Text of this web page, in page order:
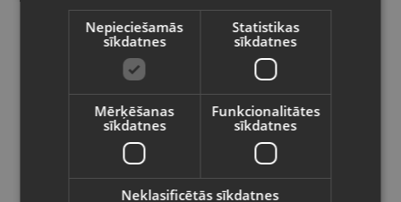
Zelta gredzens
valodā
Valsts
Latviešu / Latvian
Nepieciešamās
sīkdatnes
Statistikas
sīkdatnes
Mērķēšanas
sīkdatnes
Funkcionalitātes
sīkdatnes
Neklasificētās sīkdatnes